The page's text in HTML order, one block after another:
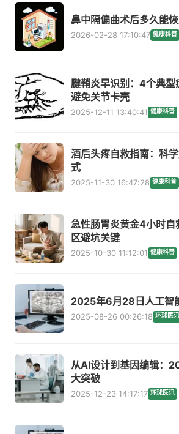
鼻中隔偏曲术后多久能
2026-02-28 17:10:47 健康科普
腱鞘炎早识别：4个典型
避免关节卡壳
2025-12-11 13:40:41 健康科普
酒后头疼自救指南：科
式
2025-11-30 16:47:28 健康科普
急性肠胃炎黄金4小时自
区避坑关键
2025-10-30 11:12:01 健康科普
2025年6月28日人工智
2025-08-26 00:26:18 环球医讯
从AI设计到基因编辑：
大突破
2025-12-23 14:17:17 环球医讯